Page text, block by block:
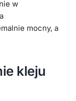
w
mocny, a
kleju